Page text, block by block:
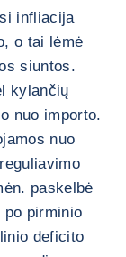
infliacija
o tai lėmė
siuntos.
kylančių
nuo importo.
nuo
paskelbė
po pirminio
deficito